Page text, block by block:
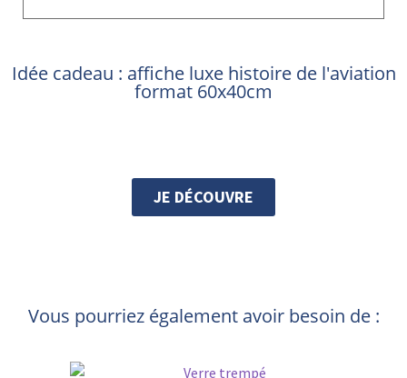
Idée cadeau : affiche luxe histoire de l'aviation
format 60x40cm
JE DÉCOUVRE
Vous pourriez également avoir besoin de :